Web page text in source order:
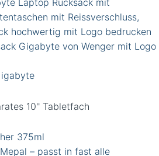
10'' Tabletfach